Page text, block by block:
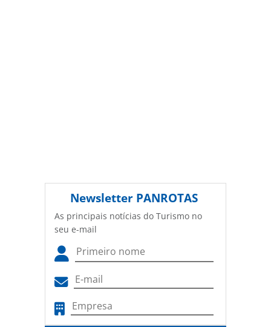
Newsletter PANROTAS
As principais notícias do Turismo no
seu e-mail